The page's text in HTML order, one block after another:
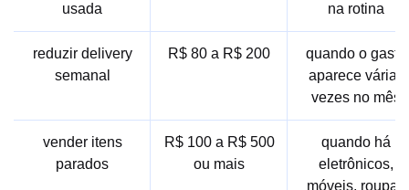
usada
na rotina
reduzir delivery
semanal
R$ 80 a R$ 200
quando o gasto
aparece várias
vezes no mês
vender itens
parados
R$ 100 a R$ 500
ou mais
quando há
eletrônicos,
móveis, roupas